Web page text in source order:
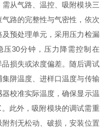
从气路、温控、吸附模块三
路的完整性与气密性，依次
预处理单元，采用压力检漏
压30分钟，压力降需控制在
损失或浓度偏差。随后调试
阱温度、进样口温度与传输
校准实际温度，确保显示温
此外，吸附模块的调试需重
剂无松动、破损，安装位置